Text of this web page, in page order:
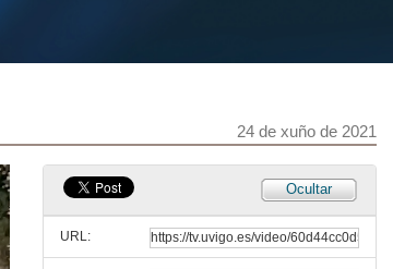
24 de xuño de 2021
Ocultar
URL: